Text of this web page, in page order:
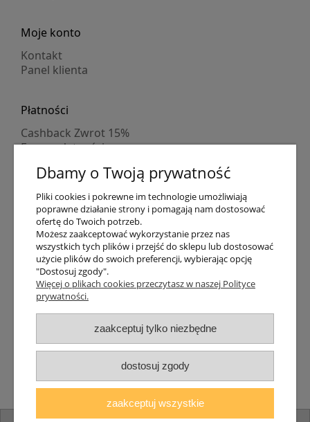
Moje konto
Kontakt
Panel klienta
Płatności
Cashback Zwrot 15%
Formy płatności
Numer konta
PayPo kupujesz, nie płacisz
Progi rabatowe
Promocje
Dostawa
Czas wysyłki
Dostawa
Śledzenie przesyłki GLS
Śledzenie przesyłki DPD
Shipping abroad
Zarejestruj się /Zaloguj się
Lampomat 2017 - 2026
Dbamy o Twoją prywatność
Pliki cookies i pokrewne im technologie umożliwiają
poprawne działanie strony i pomagają nam dostosować
ofertę do Twoich potrzeb.
Możesz zaakceptować wykorzystanie przez nas
wszystkich tych plików i przejść do sklepu lub dostosować
użycie plików do swoich preferencji, wybierając opcję
"Dostosuj zgody".
Więcej o plikach cookies przeczytasz w naszej Polityce
prywatności.
zaakceptuj tylko niezbędne
dostosuj zgody
zaakceptuj wszystkie